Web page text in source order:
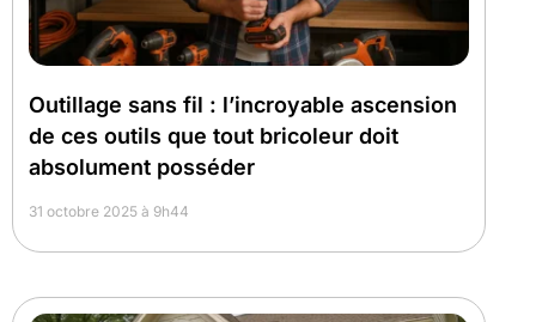
Outillage sans fil : l’incroyable ascension
de ces outils que tout bricoleur doit
absolument posséder
31 octobre 2025 à 9h44